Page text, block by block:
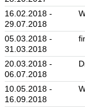
16.02.2018 -
29.07.2018
05.03.2018 -
31.03.2018
20.03.2018 -
06.07.2018
10.05.2018 -
16.09.2018